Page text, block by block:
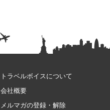
トラベルボイスについて
会社概要
メルマガの登録・解除